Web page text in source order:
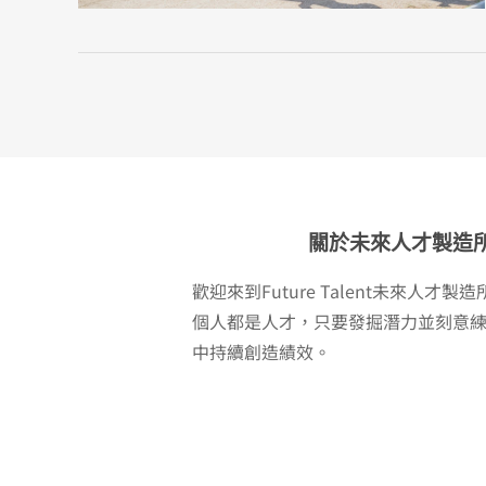
關於未來人才製造
歡迎來到Future Talent未來人才製造
個人都是人才，只要發掘潛力並刻意
中持續創造績效。